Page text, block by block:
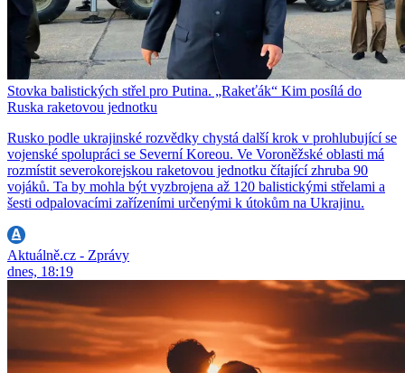
Stovka balistických střel pro Putina. „Rakeťák“ Kim posílá do
Ruska raketovou jednotku
Rusko podle ukrajinské rozvědky chystá další krok v prohlubující se
vojenské spolupráci se Severní Koreou. Ve Voroněžské oblasti má
rozmístit severokorejskou raketovou jednotku čítající zhruba 90
vojáků. Ta by mohla být vyzbrojena až 120 balistickými střelami a
šesti odpalovacími zařízeními určenými k útokům na Ukrajinu.
Aktuálně.cz - Zprávy
dnes, 18:19